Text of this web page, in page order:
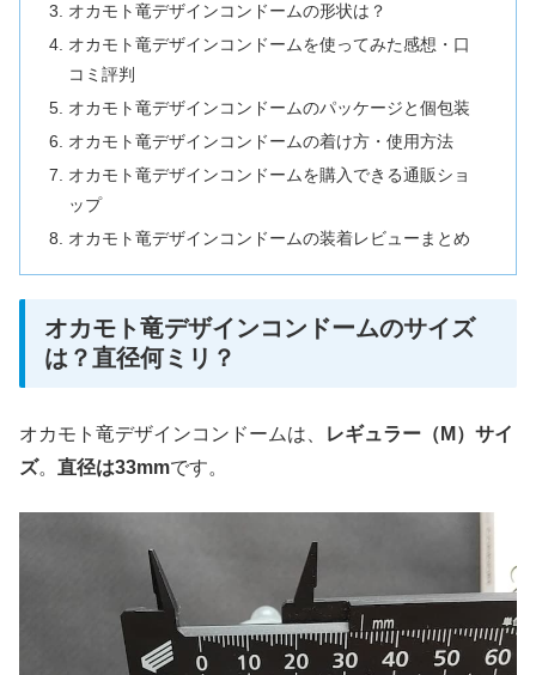
オカモト竜デザインコンドームの形状は？
オカモト竜デザインコンドームを使ってみた感想・口
コミ評判
オカモト竜デザインコンドームのパッケージと個包装
オカモト竜デザインコンドームの着け方・使用方法
オカモト竜デザインコンドームを購入できる通販ショ
ップ
オカモト竜デザインコンドームの装着レビューまとめ
オカモト竜デザインコンドームのサイズ
は？直径何ミリ？
オカモト竜デザインコンドームは、
レギュラー（M）サイ
ズ。 直径は33mmです。